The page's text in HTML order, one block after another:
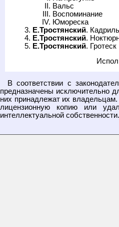
Вальс
Воспоминание
Юмореска
Е.Тростянский. Кадриль
Е.Тростянский.
Е.Тростянский.
В соответствии с
предназначены исключительно
них принадлежат их
лицензионную копию или
интеллектуальной собственности.